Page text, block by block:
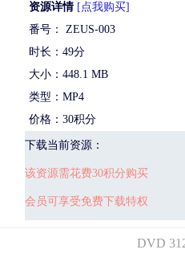
资源详情 [点我购买]
番号： ZEUS-003
时长：49分
大小：448.1 MB
类型：MP4
价格：30积分
下载当前资源：
该资源需花费30积分购买
会员可享受免费下载特权
DVD